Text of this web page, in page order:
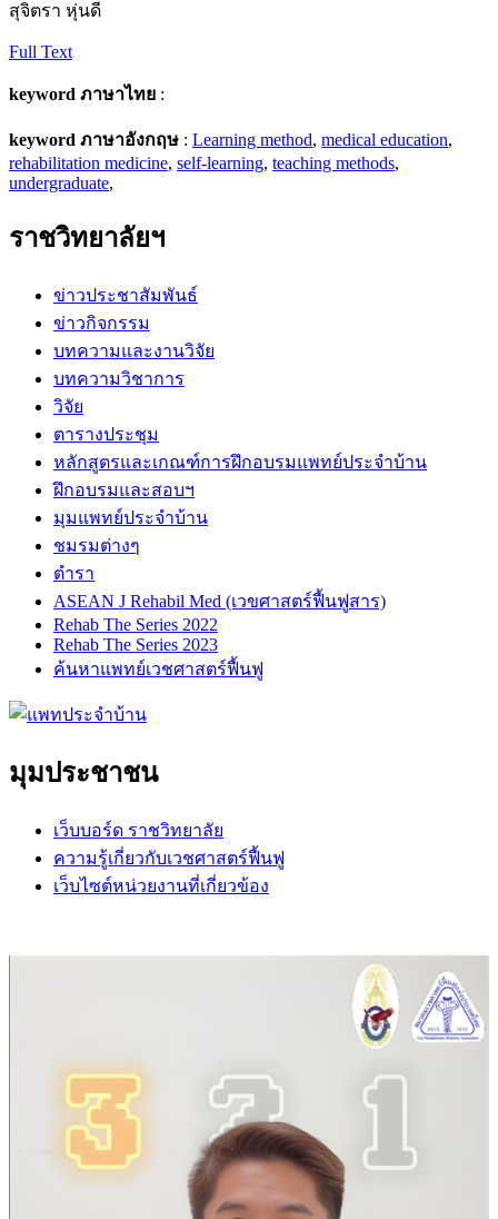
สุจิตรา หุ่นดี
Full Text
keyword ภาษาไทย :
keyword ภาษาอังกฤษ : Learning method, medical education,
rehabilitation medicine, self-learning, teaching methods,
undergraduate,
ราชวิทยาลัยฯ
ข่าวประชาสัมพันธ์
ข่าวกิจกรรม
บทความและงานวิจัย
บทความวิชาการ
วิจัย
ตารางประชุม
หลักสูตรและเกณฑ์การฝึกอบรมแพทย์ประจำบ้าน
ฝึกอบรมและสอบฯ
มุมแพทย์ประจำบ้าน
ชมรมต่างๆ
ตำรา
ASEAN J Rehabil Med (เวขศาสตร์ฟื้นฟูสาร)
Rehab The Series 2022
Rehab The Series 2023
ค้นหาแพทย์เวชศาสตร์ฟื้นฟู
มุมประชาชน
เว็บบอร์ด ราชวิทยาลัย
ความรู้เกี่ยวกับเวชศาสตร์ฟื้นฟู
เว็บไซต์หน่วยงานที่เกี่ยวข้อง